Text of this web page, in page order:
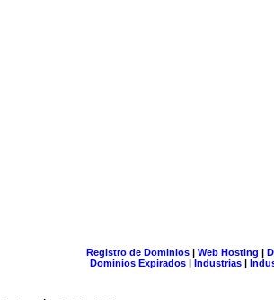
Registro de Dominios| Web Hosting |
Dominios Expirados | Industrias |